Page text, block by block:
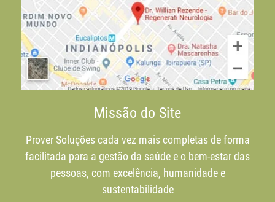
Missão do Site
Prover Soluções cada vez mais completas de forma
facilitada para a gestão da saúde e o bem-estar das
pessoas, com excelência, humanidade e
sustentabilidade